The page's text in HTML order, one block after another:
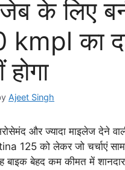
जेब के लिए
kmpl का
Ajeet Singh
और ज्यादा माइलेज देने
125 को लेकर जो चर्चाएं
बाइक बेहद कम कीमत में